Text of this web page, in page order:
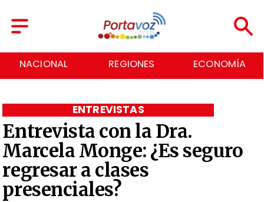
NACIONAL REGIONES ECONOMÍA
Entrevista con la Dra.
Marcela Monge: ¿Es seguro
regresar a clases
presenciales?
ENTREVISTAS